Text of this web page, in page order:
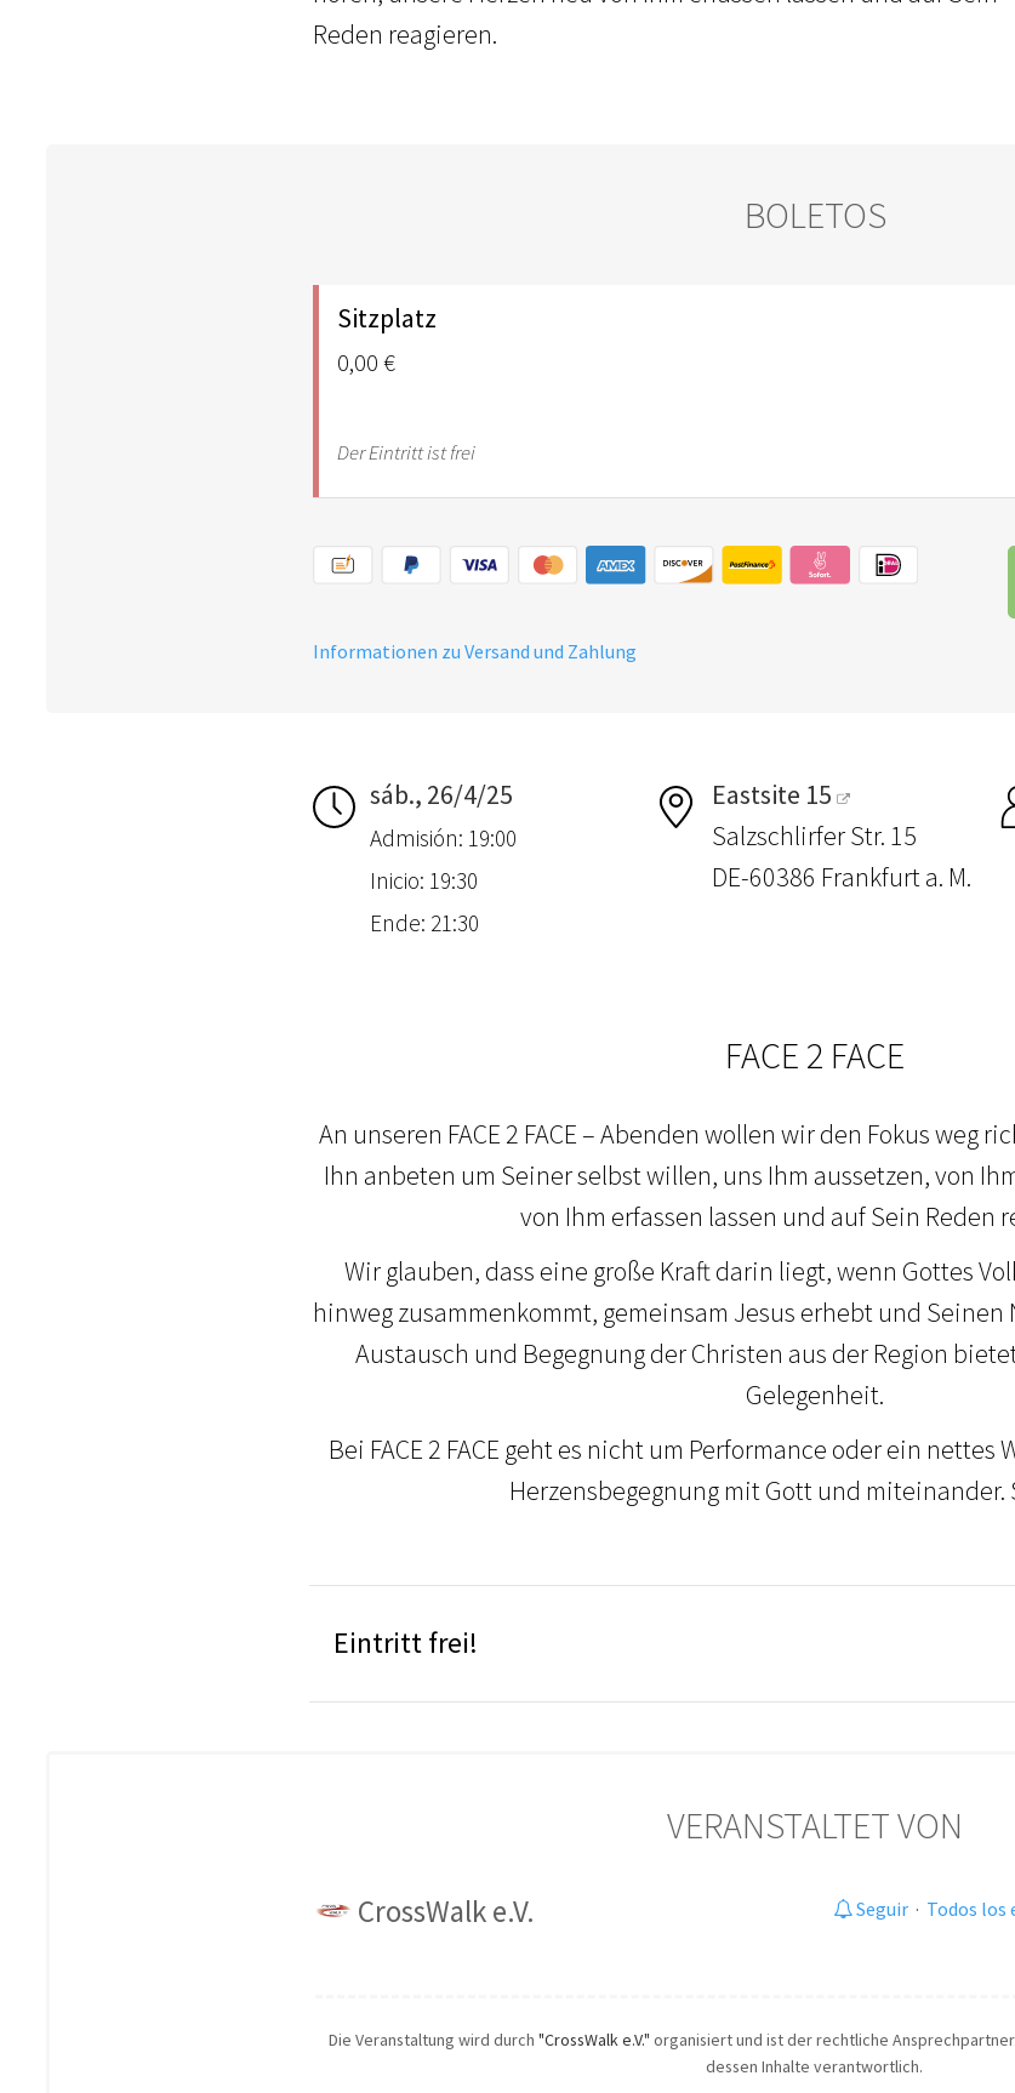
Reden reagieren.
BOLETOS
Sitzplatz
0,00 €
Der Eintritt ist frei
Informationen zu Versand und Zahlung
sáb., 26/4/25
Admisión: 19:00
Inicio: 19:30
Ende: 21:30
Eastsite 15
Salzschlirfer Str. 15
DE-60386 Frankfurt a. M.
FACE 2 FACE
An unseren FACE 2 FACE – Abenden wollen wir den Fokus weg
Ihn anbeten um Seiner selbst willen, uns Ihm aussetzen, von
von Ihm erfassen lassen und auf Sein Reden
Wir glauben, dass eine große Kraft darin liegt, wenn Gottes
hinweg zusammenkommt, gemeinsam Jesus erhebt und Seinen
Austausch und Begegnung der Christen aus der Region
Gelegenheit.
Bei FACE 2 FACE geht es nicht um Performance oder ein nettes
Herzensbegegnung mit Gott und miteinander.
Eintritt frei!
VERANSTALTET VON
CrossWalk e.V. Seguir· Todos los
Die Veranstaltung wird durch"CrossWalk e.V." organisiert und ist der rechtliche
dessen Inhalte verantwortlich.